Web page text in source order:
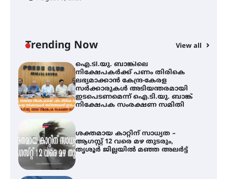
Trending Now View all
ഐ.ടി.യു. ബാങ്കിലെ
നിക്ഷേപകർക്ക് പണം തിരികെ
ലഭ്യമാക്കാൻ കേന്ദ്ര-കേരള
സർക്കാരുകൾ അടിയന്തരമായി
ഇടപെടണമെന്ന് ഐ.ടി.യു. ബാങ്ക്
നിക്ഷേപക സംരക്ഷണ സമിതി
ശക്തമായ കാറ്റിന് സാധ്യത –
ആഗസ്റ്റ് 12 വരെ മഴ തുടരും,
തൃശൂർ ജില്ലയിൽ മഞ്ഞ അലർട്ട്